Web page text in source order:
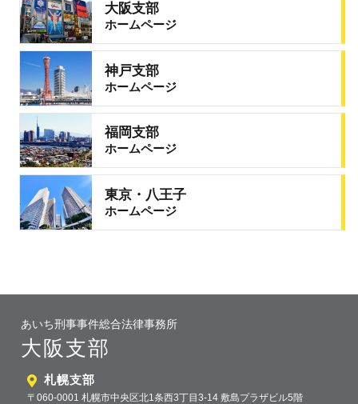
大阪支部
ホームページ
神戸支部
ホームページ
福岡支部
ホームページ
東京・八王子
ホームページ
あいち刑事事件総合法律事務所
大阪支部
札幌支部
〒060-0001 札幌市中央区北1条西3丁目3-14 敷島プラザビル5階